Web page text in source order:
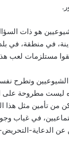
هو ذات
في منطقة، في
مستلزمات لعب
وتطرح
ليست مطروحة على
من تأمين مثل
في غياب
الدعاية-التحريض-